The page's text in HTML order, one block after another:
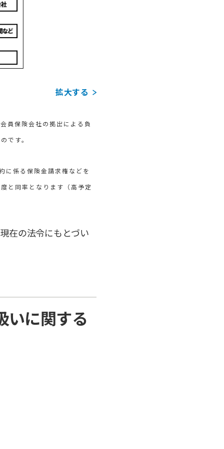
拡大する
員保険会社の拠出による負
です。
に係る保険金請求権などを
と同率となります（高予定
在の法令にもとづい
いに関する